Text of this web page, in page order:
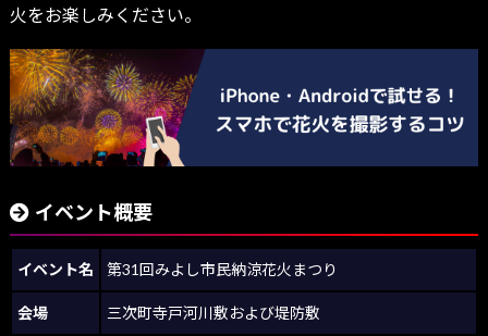
火をお楽しみください。
イベント概要
イベント名 第31回みよし市民納涼花火まつり
会場 三次町寺戸河川敷および堤防敷